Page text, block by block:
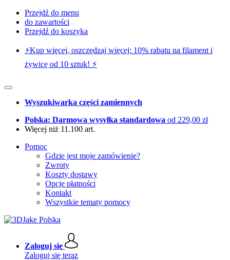
Przejdź do menu
do zawartości
Przejdź do koszyka
⚡️Kup więcej, oszczędzaj więcej: 10% rabatu na filament i
żywicę od 10 sztuk! ⚡️
Wyszukiwarka części zamiennych
Polska: Darmowa wysyłka standardowa od 229,00 zł
Więcej niż 11.100 art.
Pomoc
Gdzie jest moje zamówienie?
Zwroty
Koszty dostawy
Opcje płatności
Kontakt
Wszystkie tematy pomocy
Zaloguj się
Zaloguj się teraz